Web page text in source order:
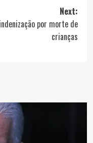
Next:
por morte de
crianças